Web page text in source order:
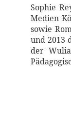
Sophie
Medien
sowie
und 2013
der